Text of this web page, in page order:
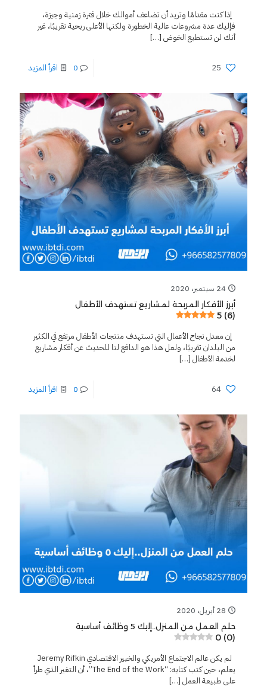
إذا كنت مقدامًا وتريد أن تضاعف أموالك خلال فترة زمنية وجيزة،
فإليك عدة مشروعات عالية الخطورة ولكنها الأعلى ربحية تقريبًا، غير
أنك لن تستطيع الخوض […]
25
0 اقرأ المزيد
24 سبتمبر، 2020
أبرز الأفكار المربحة لمشاريع تستهدف الأطفال
5 (6)
إن معدل نجاح الأعمال التي تستهدف منتجات الأطفال مرتفع في الكثير
من البلدان تقريبًا، ولعل هذا هو الدافع لنا للحديث عن أفكار مشاريع
لخدمة الأطفال […]
64
0 اقرأ المزيد
28 أبريل، 2020
حلم العمل من المنزل..إليك 5 وظائف أساسية
0 (0)
لم يكن عالم الاجتماع الأمريكي والخبير الاقتصادي Jeremy Rifkin
يعلم، حين كتب كتابه: “The End of the Work”، أن التغير الذي طرأ
على طبيعة العمل […]